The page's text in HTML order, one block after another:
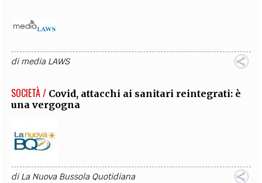
dimedia LAWS
SOCIETÀ / Covid, attacchi ai sanitari reintegrati: è
una vergogna
diLa Nuova Bussola Quotidiana